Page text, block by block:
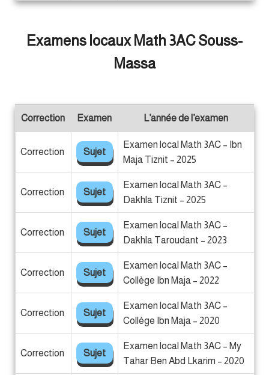
Examens locaux Math 3AC Souss-
Massa
L’année de l’examen
Examen
Correction
Examen local Math 3AC – Ibn
Maja Tiznit – 2025
Sujet
Correction
Examen local Math 3AC –
Dakhla Tiznit – 2025
Sujet
Correction
Examen local Math 3AC –
Dakhla Taroudant – 2023
Sujet
Correction
Examen local Math 3AC –
Collège Ibn Maja – 2022
Sujet
Correction
Examen local Math 3AC –
Collège Ibn Maja – 2020
Sujet
Correction
Examen local Math 3AC – My
Tahar Ben Abd Lkarim – 2020
Sujet
Correction